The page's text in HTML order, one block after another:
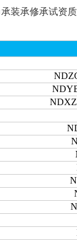
装承修承试资